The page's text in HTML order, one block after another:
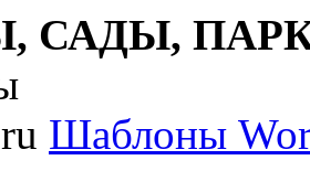
САДЫ,
Шаблоны